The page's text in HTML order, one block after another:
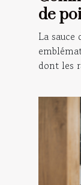
de
La
dont les